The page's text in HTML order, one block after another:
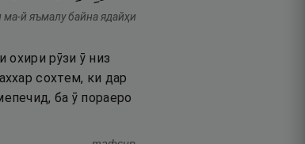
й яъмалу байна ядайҳи
охири рӯзи ӯ низ
сохтем, ки дар
ба ӯ пораеро